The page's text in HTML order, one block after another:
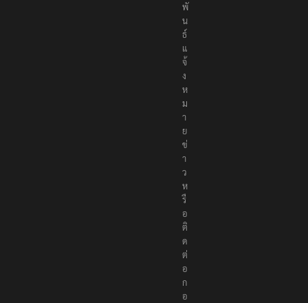
พั
น
ธ์
แ
จ้
ง
ห
ม
า
ย
ข่
า
ว
ห
รื
อ
ติ
ด
ต่
อ
ก
อ